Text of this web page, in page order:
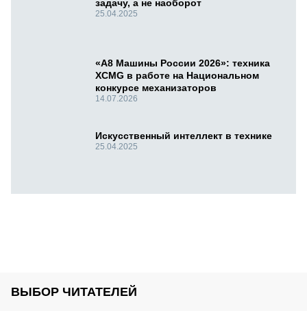
задачу, а не наоборот
25.04.2025
«А8 Машины России 2026»: техника
XCMG в работе на Национальном
конкурсе механизаторов
14.07.2026
Искусственный интеллект в технике
25.04.2025
ВЫБОР ЧИТАТЕЛЕЙ